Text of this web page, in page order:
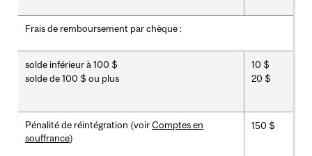
Frais de remboursement par chèque :
solde inférieur à 100 $
solde de 100 $ ou plus
10 $
20 $
Pénalité de réintégration (voirComptes en
souffrance)
150 $